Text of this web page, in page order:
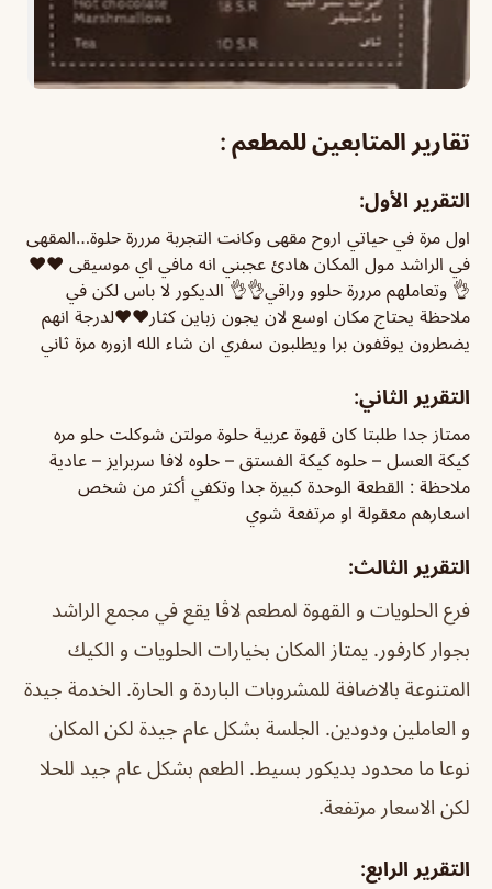
تقارير المتابعين للمطعم :
التقرير الأول:
اول مرة في حياتي اروح مقهى وكانت التجربة مرررة حلوة…المقهى
في الراشد مول المكان هادئ عجبني انه مافي اي موسيقى ❤️❤️
👌 وتعاملهم مرررة حلوو وراقي👌👌 الديكور لا باس لكن في
ملاحظة يحتاج مكان اوسع لان يجون زباين كثار❤️❤️لدرجة انهم
يضطرون يوقفون برا ويطلبون سفري ان شاء الله ازوره مرة ثاني
التقرير الثاني:
ممتاز جدا طلبتا كان قهوة عربية حلوة مولتن شوكلت حلو مره
كيكة العسل – حلوه كيكة الفستق – حلوه لافا سربرايز – عادية
ملاحظة : القطعة الوحدة كبيرة جدا وتكفي أكثر من شخص
اسعارهم معقولة او مرتفعة شوي
التقرير الثالث:
فرع الحلويات و القهوة لمطعم لاڤا يقع في مجمع الراشد
بجوار كارفور. يمتاز المكان بخيارات الحلويات و الكيك
المتنوعة بالاضافة للمشروبات الباردة و الحارة. الخدمة جيدة
و العاملين ودودين. الجلسة بشكل عام جيدة لكن المكان
نوعا ما محدود بديكور بسيط. الطعم بشكل عام جيد للحلا
لكن الاسعار مرتفعة.
التقرير الرابع: